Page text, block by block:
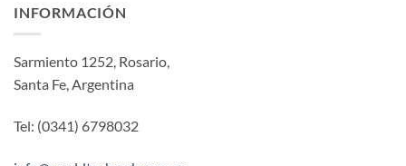
INFORMACIÓN
Sarmiento 1252, Rosario,
Santa Fe, Argentina
Tel: (0341) 6798032